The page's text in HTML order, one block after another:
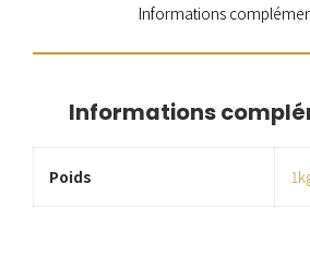
Informations
Informations
Poids